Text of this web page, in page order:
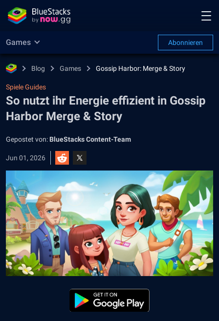
Games Abonnieren
Blog Games Gossip Harbor: Merge & Story
Spiele Guides
So nutzt ihr Energie effizient in Gossip
Harbor Merge & Story
Gepostet von: BlueStacks Content-Team
Jun 01, 2026